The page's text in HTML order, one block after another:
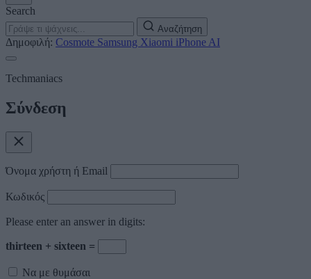
Search
Αναζήτηση
Δημοφιλή: Cosmote Samsung Xiaomi iPhone AI
Techmaniacs
Σύνδεση
Όνομα χρήστη ή Email
Κωδικός
Please enter an answer in digits:
thirteen + sixteen =
Να με θυμάσαι